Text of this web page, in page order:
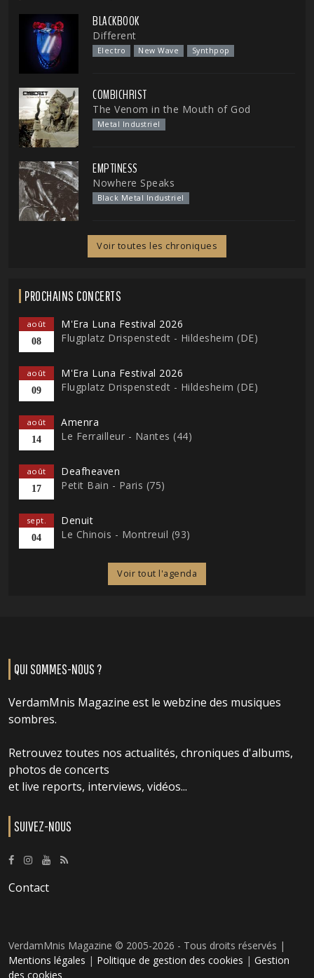
BLACKBOOK
Different
Electro New Wave Synthpop
COMBICHRIST
The Venom in the Mouth of God
Metal Industriel
EMPTINESS
Nowhere Speaks
Black Metal Industriel
Voir toutes les chroniques
PROCHAINS CONCERTS
août
08
M'Era Luna Festival 2026
Flugplatz Drispenstedt - Hildesheim (DE)
août
09
M'Era Luna Festival 2026
Flugplatz Drispenstedt - Hildesheim (DE)
août
14
Amenra
Le Ferrailleur - Nantes (44)
août
17
Deafheaven
Petit Bain - Paris (75)
sept.
04
Denuit
Le Chinois - Montreuil (93)
Voir tout l'agenda
QUI SOMMES-NOUS ?
VerdamMnis Magazine est le webzine des musiques
sombres.
Retrouvez toutes nos actualités, chroniques d'albums,
photos de concerts
et live reports, interviews, vidéos...
SUIVEZ-NOUS
Contact
VerdamMnis Magazine © 2005-2026 - Tous droits réservés |
Mentions légales | Politique de gestion des cookies | Gestion
des cookies